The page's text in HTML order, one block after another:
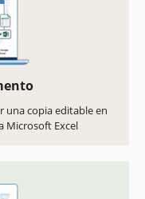
una copia editable en
Microsoft Excel